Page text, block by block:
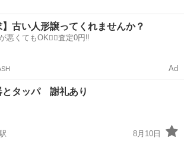
】古い人形譲ってくれませんか？
悪くてもOK🙆‍♀️査定0円‼️
Ad
とタッパ 謝礼あり
8月10日